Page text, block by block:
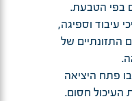
בפי הטבעת.
עיבוד וספיגה,
התזונתיים של
פתח היציאה
העיכול חסום.